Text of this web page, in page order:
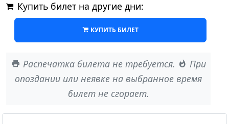
Купить билет на другие дни:
КУПИТЬ БИЛЕТ
Распечатка билета не требуется.
При
опоздании или неявке на выбранное время
билет не сгорает.